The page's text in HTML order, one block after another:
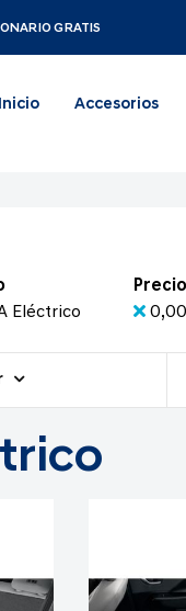
GRATIS
Inicio Accesorios
Eléctrico
Precio